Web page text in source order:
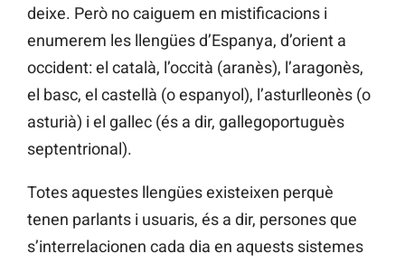
deixe. Però no caiguem en mistificacions i
enumerem les llengües d’Espanya, d’orient a
occident: el català, l’occità (aranès), l’aragonès,
el basc, el castellà (o espanyol), l’asturlleonès (o
asturià) i el gallec (és a dir, gallegoportuguès
septentrional).
Totes aquestes llengües existeixen perquè
tenen parlants i usuaris, és a dir, persones que
s’interrelacionen cada dia en aquests sistemes